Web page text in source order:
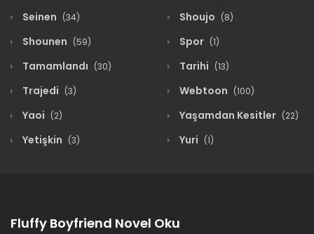
Seinen (34) Shoujo (8)
Shounen (59) Spor (1)
Tamamlandı (30) Tarihi (13)
Trajedi (3) Webtoon (100)
Yaoi (2) Yaşamdan Kesitler (22)
Yetişkin (3) Yuri (1)
Fluffy Boyfriend Novel Oku